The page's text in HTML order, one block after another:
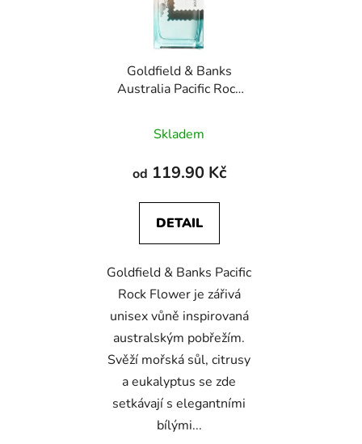
Goldfield & Banks
Australia Pacific Rock
Skladem
od 119.90 Kč
DETAIL
Goldfield & Banks Pacific
Rock Flower je zářivá
unisex vůně inspirovaná
australským pobřežím.
Svěží mořská sůl, citrusy
a eukalyptus se zde
setkávají s elegantními
bílými...